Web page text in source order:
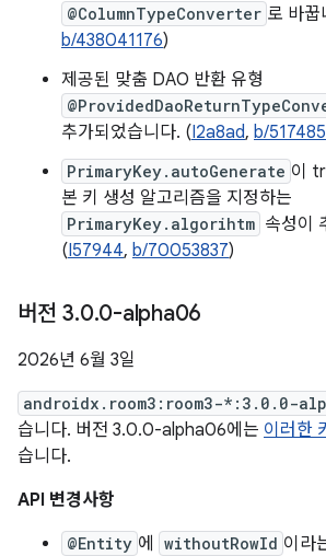
@ColumnTypeConverter 로 바꿉
b/438041176)
제공된 맞춤 DAO 반환 유형
추가되었습니다. (I2a8ad, b/
PrimaryKey.autoGenerate 이
본 키 생성 알고리즘을 지정하는
PrimaryKey.algorihtm 속성이
(I57944, b/70053837)
버전 3.0.0-alpha06
2026년 6월 3일
androidx.room3:room3-*:3.0.0-
습니다. 버전 3.0.0-alpha06에는 이러한
습니다.
API 변경사항
@Entity 에 withoutRowId 이라